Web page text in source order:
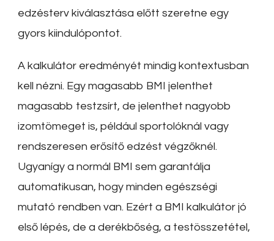
edzésterv kiválasztása előtt szeretne egy
gyors kiindulópontot.
A kalkulátor eredményét mindig kontextusban
kell nézni. Egy magasabb BMI jelenthet
magasabb testzsírt, de jelenthet nagyobb
izomtömeget is, például sportolóknál vagy
rendszeresen erősítő edzést végzőknél.
Ugyanígy a normál BMI sem garantálja
automatikusan, hogy minden egészségi
mutató rendben van. Ezért a BMI kalkulátor jó
első lépés, de a derékbőség, a testösszetétel,